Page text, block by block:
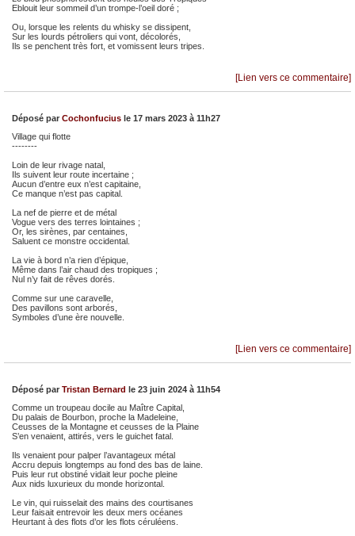
Eblouit leur sommeil d’un trompe-l’oeil doré ;
Ou, lorsque les relents du whisky se dissipent,
Sur les lourds pétroliers qui vont, décolorés,
Ils se penchent très fort, et vomissent leurs tripes.
[Lien vers ce commentaire]
Déposé par Cochonfucius le 17 mars 2023 à 11h27
Village qui flotte
--------
Loin de leur rivage natal,
Ils suivent leur route incertaine ;
Aucun d’entre eux n’est capitaine,
Ce manque n’est pas capital.
La nef de pierre et de métal
Vogue vers des terres lointaines ;
Or, les sirènes, par centaines,
Saluent ce monstre occidental.
La vie à bord n’a rien d’épique,
Même dans l’air chaud des tropiques ;
Nul n’y fait de rêves dorés.
Comme sur une caravelle,
Des pavillons sont arborés,
Symboles d’une ère nouvelle.
[Lien vers ce commentaire]
Déposé par Tristan Bernard le 23 juin 2024 à 11h54
Comme un troupeau docile au Maître Capital,
Du palais de Bourbon, proche la Madeleine,
Ceusses de la Montagne et ceusses de la Plaine
S’en venaient, attirés, vers le guichet fatal.
Ils venaient pour palper l’avantageux métal
Accru depuis longtemps au fond des bas de laine.
Puis leur rut obstiné vidait leur poche pleine
Aux nids luxurieux du monde horizontal.
Le vin, qui ruisselait des mains des courtisanes
Leur faisait entrevoir les deux mers océanes
Heurtant à des flots d’or les flots céruléens.